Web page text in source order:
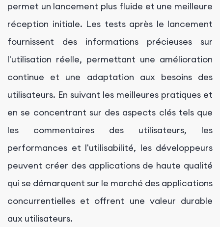
permet un lancement plus fluide et une meilleure
réception initiale. Les tests après le lancement
fournissent des informations précieuses sur
l'utilisation réelle, permettant une amélioration
continue et une adaptation aux besoins des
utilisateurs. En suivant les meilleures pratiques et
en se concentrant sur des aspects clés tels que
les commentaires des utilisateurs, les
performances et l'utilisabilité, les développeurs
peuvent créer des applications de haute qualité
qui se démarquent sur le marché des applications
concurrentielles et offrent une valeur durable
aux utilisateurs.